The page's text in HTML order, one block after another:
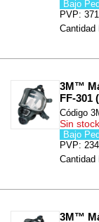
Bajo
PVP:
Cantidad
3M™
FF-301
Código
Sin
Bajo
PVP:
Cantidad
3M™